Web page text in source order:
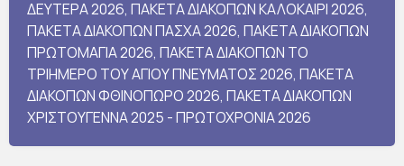
ΔΕΥΤΕΡΑ 2026, ΠΑΚΕΤΑ ΔΙΑΚΟΠΩΝ ΚΑΛΟΚΑΙΡΙ 2026,
ΠΑΚΕΤΑ ΔΙΑΚΟΠΩΝ ΠΑΣΧΑ 2026, ΠΑΚΕΤΑ ΔΙΑΚΟΠΩΝ
ΠΡΩΤΟΜΑΓΙΑ 2026, ΠΑΚΕΤΑ ΔΙΑΚΟΠΩΝ ΤΟ
ΤΡΙΗΜΕΡΟ ΤΟΥ ΑΓΙΟΥ ΠΝΕΥΜΑΤΟΣ 2026, ΠΑΚΕΤΑ
ΔΙΑΚΟΠΩΝ ΦΘΙΝΟΠΩΡΟ 2026, ΠΑΚΕΤΑ ΔΙΑΚΟΠΩΝ
ΧΡΙΣΤΟΥΓΕΝΝΑ 2025 - ΠΡΩΤΟΧΡΟΝΙΑ 2026